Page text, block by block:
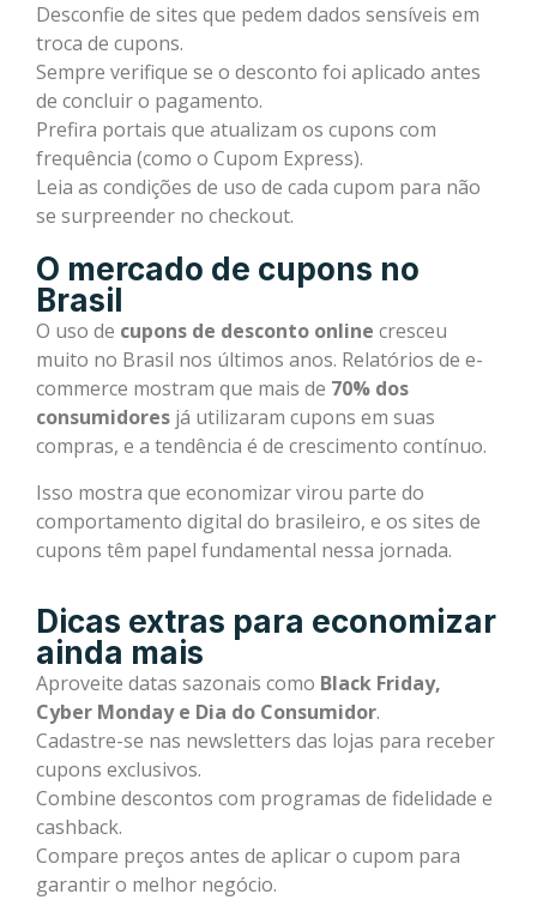
Desconfie de sites que pedem dados sensíveis em
troca de cupons.
Sempre verifique se o desconto foi aplicado antes
de concluir o pagamento.
Prefira portais que atualizam os cupons com
frequência (como o Cupom Express).
Leia as condições de uso de cada cupom para não
se surpreender no checkout.
O mercado de cupons no
Brasil
O uso de cupons de desconto online cresceu
muito no Brasil nos últimos anos. Relatórios de e-
commerce mostram que mais de 70% dos
consumidores já utilizaram cupons em suas
compras, e a tendência é de crescimento contínuo.
Isso mostra que economizar virou parte do
comportamento digital do brasileiro, e os sites de
cupons têm papel fundamental nessa jornada.
Dicas extras para economizar
ainda mais
Aproveite datas sazonais como Black Friday,
Cyber Monday e Dia do Consumidor.
Cadastre-se nas newsletters das lojas para receber
cupons exclusivos.
Combine descontos com programas de fidelidade e
cashback.
Compare preços antes de aplicar o cupom para
garantir o melhor negócio.